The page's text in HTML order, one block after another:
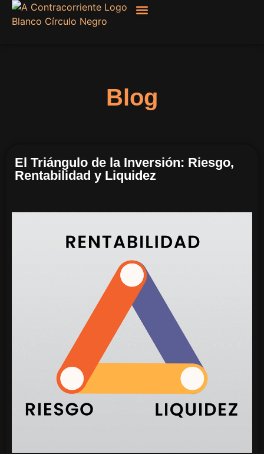
Blog
El Triángulo de la Inversión: Riesgo,
Rentabilidad y Liquidez